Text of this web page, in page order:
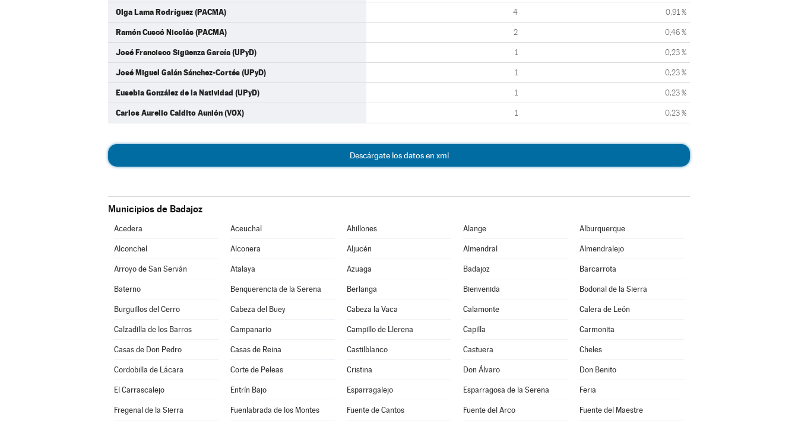
Olga Lama Rodríguez (PACMA) 4 0,91 %
Ramón Cuscó Nicolás (PACMA) 2 0,46 %
José Francisco Sigüenza García (UPyD) 1 0,23 %
José Miguel Galán Sánchez-Cortés (UPyD) 1 0,23 %
Eusebia González de la Natividad (UPyD) 1 0,23 %
Carlos Aurelio Caldito Aunión (VOX) 1 0,23 %
Descárgate los datos en xml
Municipios de Badajoz
Acedera Aceuchal Ahillones Alange Alburquerque
Alconchel Alconera Aljucén Almendral Almendralejo
Arroyo de San Serván Atalaya Azuaga Badajoz Barcarrota
Baterno Benquerencia de la Serena Berlanga Bienvenida Bodonal de la Sierra
Burguillos del Cerro Cabeza del Buey Cabeza la Vaca Calamonte Calera de León
Calzadilla de los Barros Campanario Campillo de Llerena Capilla Carmonita
Casas de Don Pedro Casas de Reina Castilblanco Castuera Cheles
Cordobilla de Lácara Corte de Peleas Cristina Don Álvaro Don Benito
El Carrascalejo Entrín Bajo Esparragalejo Esparragosa de la Serena Feria
Fregenal de la Sierra Fuenlabrada de los Montes Fuente de Cantos Fuente del Arco Fuente del Maestre